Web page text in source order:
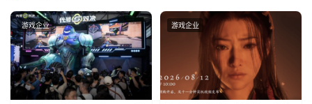
7
月
游戏企业 游戏企业